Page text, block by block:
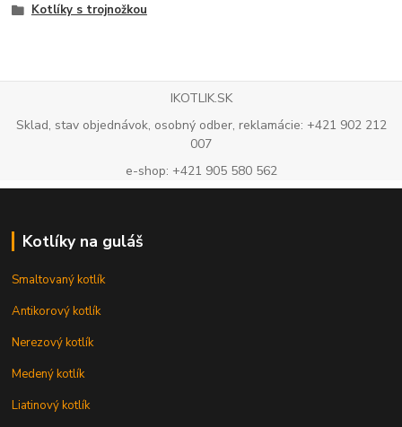
Kotlíky s trojnožkou
IKOTLIK.SK
Sklad, stav objednávok, osobný odber, reklamácie: +421 902 212
007
e-shop: +421 905 580 562
Kotlíky na guláš
Smaltovaný kotlík
Antikorový kotlík
Nerezový kotlík
Medený kotlík
Liatinový kotlík